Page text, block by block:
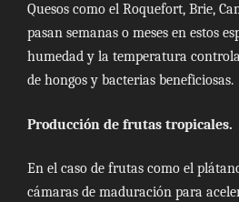
Quesos como el Roquefort, Brie,
pasan semanas o meses en estos
humedad y la temperatura
de hongos y bacterias beneficiosas.
Producción de frutas tropicales.
En el caso de frutas como el
cámaras de maduración para